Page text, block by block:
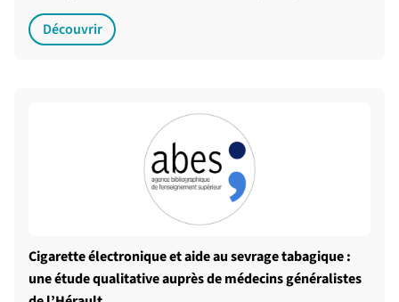
Découvrir
Cigarette électronique et aide au sevrage tabagique :
une étude qualitative auprès de médecins généralistes